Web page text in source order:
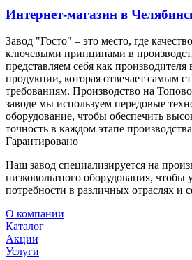
Интернет-магазин в
Завод "Госто" – это место, где
ключевыми принципами в
представляем себя как производителя
продукции, которая отвечает самым
требованиям. Производство на
заводе мы используем передовые
оборудование, чтобы обеспечить
точность в каждом этапе
Гарантировано
Наш завод специализируется на
низковольтного оборудования, чтобы
потребности в различных отраслях и
О компании
Каталог
Акции
Услуги